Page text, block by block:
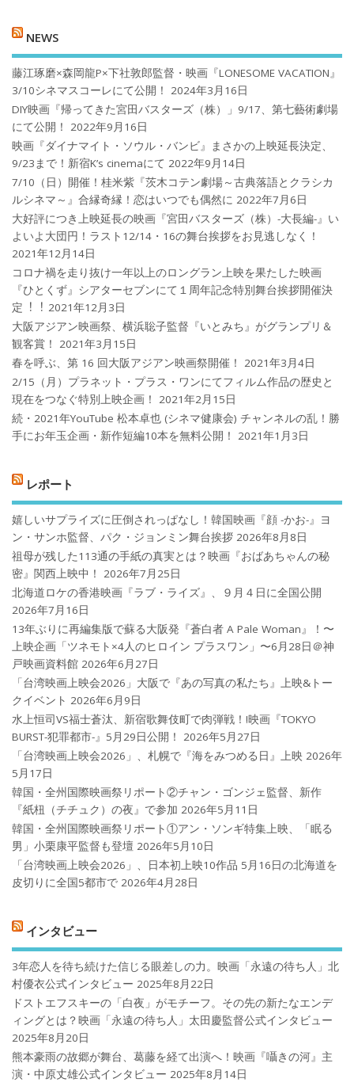
NEWS
藤江琢磨×森岡龍P×下社敦郎監督・映画『LONESOME VACATION』
3/10シネマスコーレにて公開！
2024年3月16日
DIY映画『帰ってきた宮田バスターズ（株）」9/17、第七藝術劇場
にて公開！
2022年9月16日
映画『ダイナマイト・ソウル・バンビ』まさかの上映延長決定、
9/23まで！新宿K’s cinemaにて 2022年9月14日
7/10（日）開催！桂米紫『茨木コテン劇場～古典落語とクラシカ
ルシネマ～』合縁奇縁！恋はいつでも偶然に 2022年7月6日
大好評につき上映延長の映画『宮田バスターズ（株）-大長編-』い
よいよ大団円！ラスト12/14・16の舞台挨拶をお見逃しなく！
2021年12月14日
コロナ禍を⾛り抜け⼀年以上のロングラン上映を果たした映画
『ひとくず』シアターセブンにて１周年記念特別舞台挨拶開催決
定︕︕ 2021年12月3日
大阪アジアン映画祭、横浜聡子監督『いとみち』がグランプリ＆
観客賞！
2021年3月15日
春を呼ぶ、第 16 回大阪アジアン映画祭開催！
2021年3月4日
2/15（月）プラネット・プラス・ワンにてフィルム作品の歴史と
現在をつなぐ特別上映企画！
2021年2月15日
続・2021年YouTube 松本卓也 (シネマ健康会) チャンネルの乱！勝
手にお年玉企画・新作短編10本を無料公開！
2021年1月3日
レポート
嬉しいサプライズに圧倒されっぱなし！韓国映画『顔 -かお-』ヨ
ン・サンホ監督、パク・ジョンミン舞台挨拶 2026年8月8日
祖母が残した113通の手紙の真実とは？映画『おばあちゃんの秘
密』関西上映中！
2026年7月25日
北海道ロケの香港映画『ラブ・ライズ』、９月４日に全国公開
2026年7月16日
13年ぶりに再編集版で蘇る大阪発『蒼白者 A Pale Woman』！〜
上映企画「ツネモト×4人のヒロイン プラスワン」〜6月28日＠神
戸映画資料館 2026年6月27日
「台湾映画上映会2026」大阪で『あの写真の私たち』上映&トー
クイベント 2026年6月9日
水上恒司VS福士蒼汰、新宿歌舞伎町で肉弾戦！!映画『TOKYO
BURST-犯罪都市-』5月29日公開！
2026年5月27日
「台湾映画上映会2026」、札幌で『海をみつめる日』上映 2026年
5月17日
韓国・全州国際映画祭リポート②チャン・ゴンジェ監督、新作
『紙杻（チチュク）の夜』で参加 2026年5月11日
韓国・全州国際映画祭リポート①アン・ソンギ特集上映、「眠る
男」小栗康平監督も登壇 2026年5月10日
「台湾映画上映会2026」、日本初上映10作品 5月16日の北海道を
皮切りに全国5都市で 2026年4月28日
インタビュー
3年恋人を待ち続けた信じる眼差しの力。映画「永遠の待ち人」北
村優衣公式インタビュー 2025年8月22日
ドストエフスキーの「白夜」がモチーフ。その先の新たなエンデ
ィングとは？映画「永遠の待ち人」太田慶監督公式インタビュー
2025年8月20日
熊本豪雨の故郷が舞台、葛藤を経て出演へ！映画『囁きの河』主
演・中原丈雄公式インタビュー 2025年8月14日